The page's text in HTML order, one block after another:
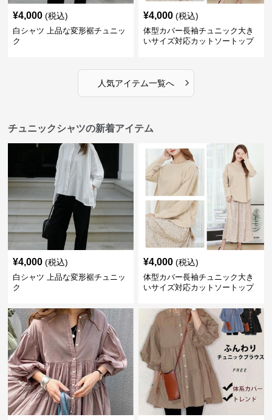
¥4,000 (税込)
白シャツ 上品な変形裾チュニッ
ク
¥4,000 (税込)
体型カバー長袖チュニック大き
いサイズ対応カットソートップ
人気アイテム一覧へ ›
チュニックシャツの新着アイテム
¥4,000 (税込)
白シャツ 上品な変形裾チュニッ
ク
¥4,000 (税込)
体型カバー長袖チュニック大き
いサイズ対応カットソートップ